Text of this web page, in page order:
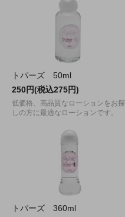
トパーズ 50ml
250円(税込275円)
低価格、高品質なローションをお探
しの方に最適なローションです。
トパーズ 360ml